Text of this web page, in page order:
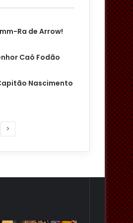
Ra de Arrow!
Caô Fodão
Nascimento